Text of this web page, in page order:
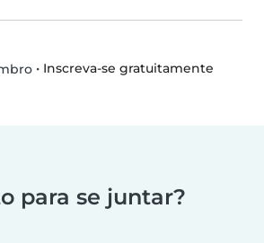
• Inscreva-se gratuitamente
para se juntar?